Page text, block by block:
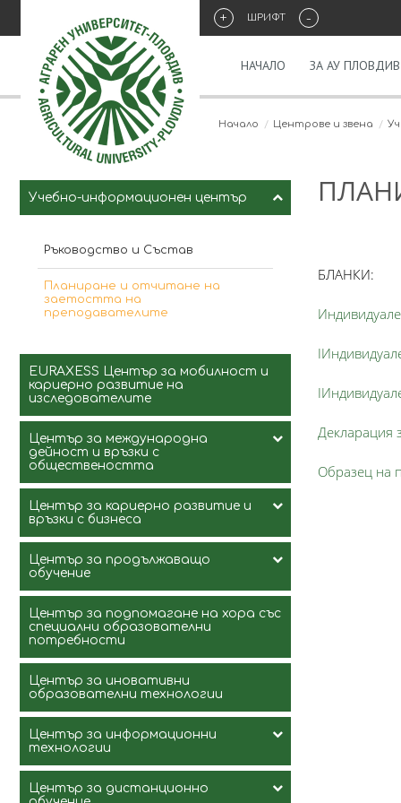
+ ШРИФТ -
НАЧАЛО ЗА АУ ПЛОВДИВ
Начало Центрове и звена
Учебно-информационен център
Ръководство и Състав
Планиране и отчитане на
заетостта на
преподавателите
EURAXESS Център за мобилност и
кариерно развитие на
изследователите
Център за международна
дейност и връзки с
обществеността
Ръководство и Състав
Еразъм
Документи
Международни
образователни проекти
Научноизследователски
проекти
EcoStack
EcoStack First meeting
„Въвеждане на иновативен
екологичен тор от насекоми за
нуждите на устойчивото
програми
Focus
Изграждане на Учебен център за
практическо обучение на
Членство в организации
Център за кариерно развитие и
връзки с бизнеса
Ръководство и състав
Формуляр за регистрация и
примерни документи
Работодатели
Предложения за стаж/работа
Реализирани студенти
Полезни връзки
Център за продължаващо
обучение
Ръководство и Състав
Специализации / дългосрочни/
Курсове
Център за подпомагане на хора със
специални образователни
потребности
Център за иновативни
образователни технологии
Център за информационни
технологии
Ръководство и Състав
Център за дистанционно
БЛАНКИ:
Декларация
Образец на